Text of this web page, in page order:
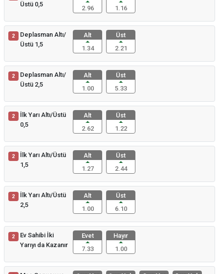
Üstü 0,5
2.96
1.16
2
Deplasman Altı/
Üstü 1,5
Alt
1.34
Üst
2.21
2
Deplasman Altı/
Üstü 2,5
Alt
1.00
Üst
5.33
2
İlk Yarı Altı/Üstü
0,5
Alt
2.62
Üst
1.22
2
İlk Yarı Altı/Üstü
1,5
Alt
1.27
Üst
2.44
2
İlk Yarı Altı/Üstü
2,5
Alt
1.00
Üst
6.10
2
Ev Sahibi İki
Yarıyı da Kazanır
Evet
7.33
Hayır
1.00